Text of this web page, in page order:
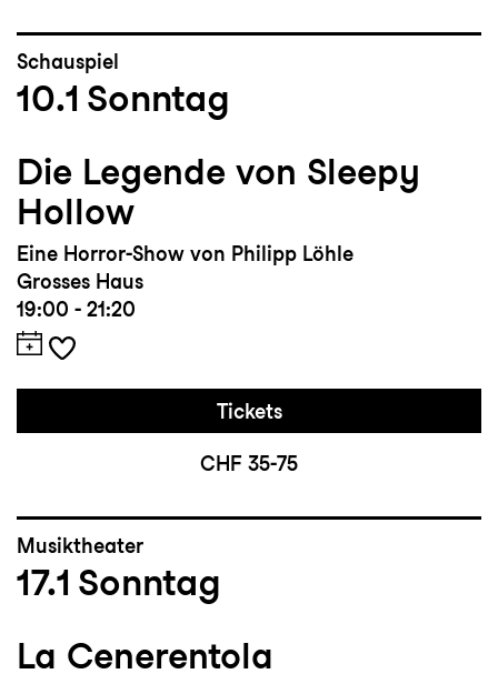
Schauspiel
10.1 Sonntag
Die Legende von Sleepy
Hollow
Eine Horror-Show von Philipp Löhle
Grosses Haus
19:00 - 21:20
Tickets
CHF 35-75
Musiktheater
17.1 Sonntag
La Cenerentola